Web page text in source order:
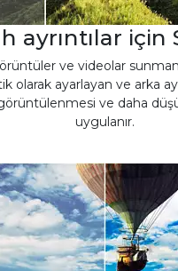
ayrıntılar
ve videolar
olarak ayarlayan ve
ve daha
uygulanır.